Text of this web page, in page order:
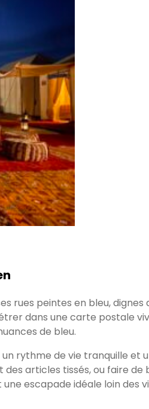
rues peintes en bleu,
dans une carte postale
de bleu.
rythme de vie tranquille
articles tissés, ou faire
escapade idéale loin des